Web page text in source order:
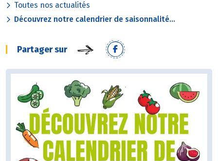
Toutes nos actualités
Découvrez notre calendrier de saisonnalité...
Partager sur